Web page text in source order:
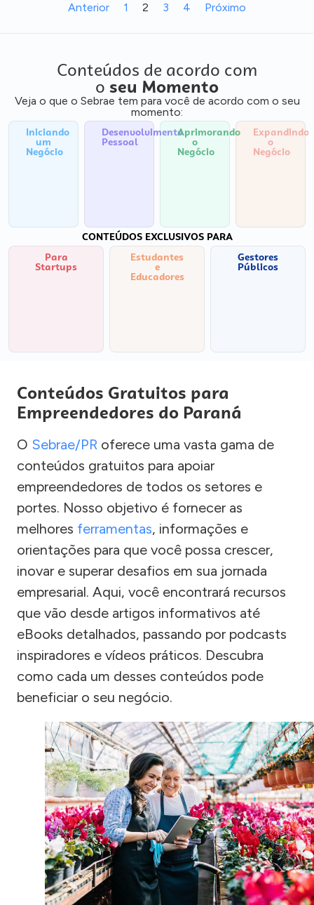
Anterior 1 2 3 4 Próximo
Conteúdos de acordo com
o seu Momento
Veja o que o Sebrae tem para você de acordo com o seu
momento:
Iniciando
um
Negócio
Desenvolvimento
Pessoal
Aprimorando
o
Negócio
Expandindo
o
Negócio
CONTEÚDOS EXCLUSIVOS PARA
Para
Startups
Estudantes
e
Educadores
Gestores
Públicos
Conteúdos Gratuitos para
Empreendedores do Paraná
O Sebrae/PR oferece uma vasta gama de
conteúdos gratuitos para apoiar
empreendedores de todos os setores e
portes. Nosso objetivo é fornecer as
melhores ferramentas, informações e
orientações para que você possa crescer,
inovar e superar desafios em sua jornada
empresarial. Aqui, você encontrará recursos
que vão desde artigos informativos até
eBooks detalhados, passando por podcasts
inspiradores e vídeos práticos. Descubra
como cada um desses conteúdos pode
beneficiar o seu negócio.